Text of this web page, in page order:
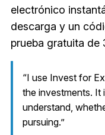
electrónico
descarga y un
prueba gratuita de
“I use Invest for
the investments. It
understand,
pursuing.”